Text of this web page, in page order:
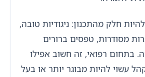
חלק מהתכנון: ניגודיות טובה,
מסודרות, טפסים ברורים
בתחום רפואי, זה חשוב אפילו
עשוי להיות מבוגר יותר או בעל